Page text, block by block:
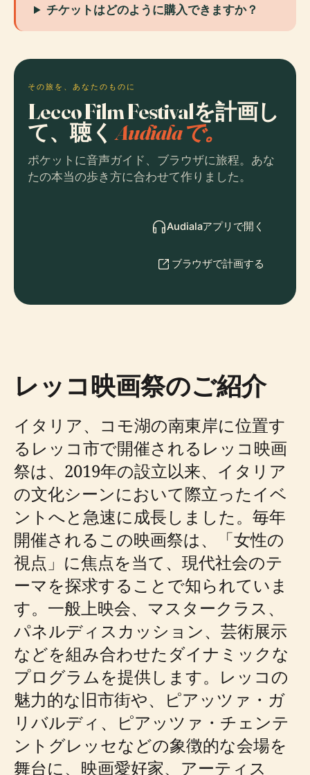
チケットはどのように購入できますか？
その旅を、あなたのものに
Lecco Film Festivalを計画し
て、聴くAudialaで。
ポケットに音声ガイド、ブラウザに旅程。あな
たの本当の歩き方に合わせて作りました。
Audialaアプリで開く
ブラウザで計画する
レッコ映画祭のご紹介
イタリア、コモ湖の南東岸に位置す
るレッコ市で開催されるレッコ映画
祭は、2019年の設立以来、イタリア
の文化シーンにおいて際立ったイベ
ントへと急速に成長しました。毎年
開催されるこの映画祭は、「女性の
視点」に焦点を当て、現代社会のテ
ーマを探求することで知られていま
す。一般上映会、マスタークラス、
パネルディスカッション、芸術展示
などを組み合わせたダイナミックな
プログラムを提供します。レッコの
魅力的な旧市街や、ピアッツァ・ガ
リバルディ、ピアッツァ・チェンテ
ントグレッセなどの象徴的な会場を
舞台に、映画愛好家、アーティス